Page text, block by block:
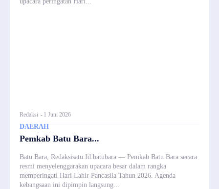
Redaksi - 1 Juni 2026
DAERAH
Pemkab Batu Bara...
Batu Bara, Redaksisatu.Id.batubara — Pemkab Batu Bara secara
resmi menyelenggarakan upacara besar dalam rangka
memperingati Hari Lahir Pancasila Tahun 2026. Agenda
kebangsaan ini dipimpin langsung...